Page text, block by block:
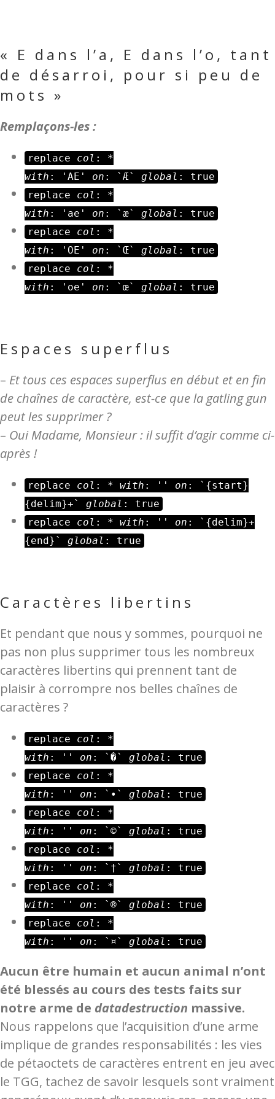
« E dans l’a, E dans l’o, tant
de désarroi, pour si peu de
mots »
Remplaçons-les :
replace col : *
with : 'AE' on : `Æ` global : true
replace col : *
with : 'ae' on : `æ` global : true
replace col : *
with : 'OE' on : `Œ` global : true
replace col : *
with : 'oe' on : `œ` global : true
Espaces superflus
– Et tous ces espaces superflus en début et en fin
de chaînes de caractère, est-ce que la gatling gun
peut les supprimer ?
– Oui Madame, Monsieur : il suffit d’agir comme ci-
après !
replace col : * with : '' on : `{start}
{delim}+` global : true
replace col : * with : '' on : `{delim}+
{end}` global : true
Caractères libertins
Et pendant que nous y sommes, pourquoi ne
pas non plus supprimer tous les nombreux
caractères libertins qui prennent tant de
plaisir à corrompre nos belles chaînes de
caractères ?
replace col : *
with : '' on : `�` global : true
replace col : *
with : '' on : `•` global : true
replace col : *
with : '' on : `©` global : true
replace col : *
with : '' on : `†` global : true
replace col : *
with : '' on : `®` global : true
replace col : *
with : '' on : `¤` global : true
Aucun être humain et aucun animal n’ont
été blessés au cours des tests faits sur
notre arme de datadestruction massive.
Nous rappelons que l’acquisition d’une arme
implique de grandes responsabilités : les vies
de pétaoctets de caractères entrent en jeu avec
le TGG, tachez de savoir lesquels sont vraiment